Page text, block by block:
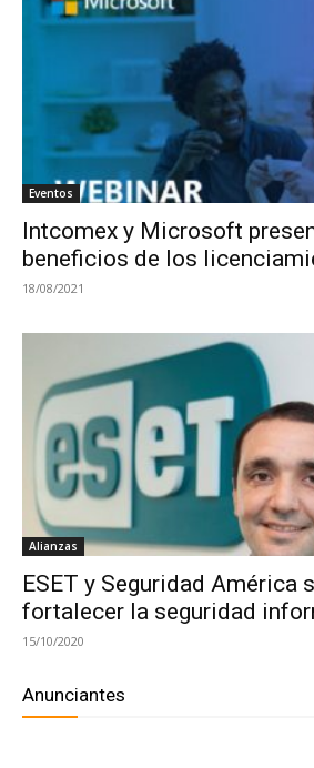
Eventos
Intcomex y Microsoft
beneficios de los
18/08/2021
Alianzas
ESET y Seguridad América
fortalecer la seguridad
15/10/2020
Anunciantes